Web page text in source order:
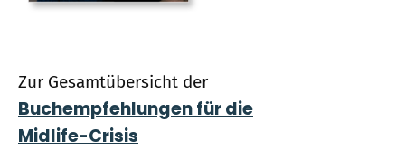
Zur Gesamtübersicht der
Buchempfehlungen für die
Midlife-Crisis